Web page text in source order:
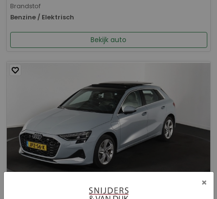
Brandstof
Benzine / Elektrisch
Bekijk auto
×